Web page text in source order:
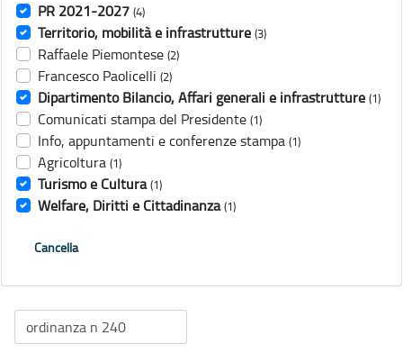
PR 2021-2027 (4)
Territorio, mobilità e infrastrutture (3)
Raffaele Piemontese (2)
Francesco Paolicelli (2)
Dipartimento Bilancio, Affari generali e infrastrutture (1)
Comunicati stampa del Presidente (1)
Info, appuntamenti e conferenze stampa (1)
Agricoltura (1)
Turismo e Cultura (1)
Welfare, Diritti e Cittadinanza (1)
Cancella